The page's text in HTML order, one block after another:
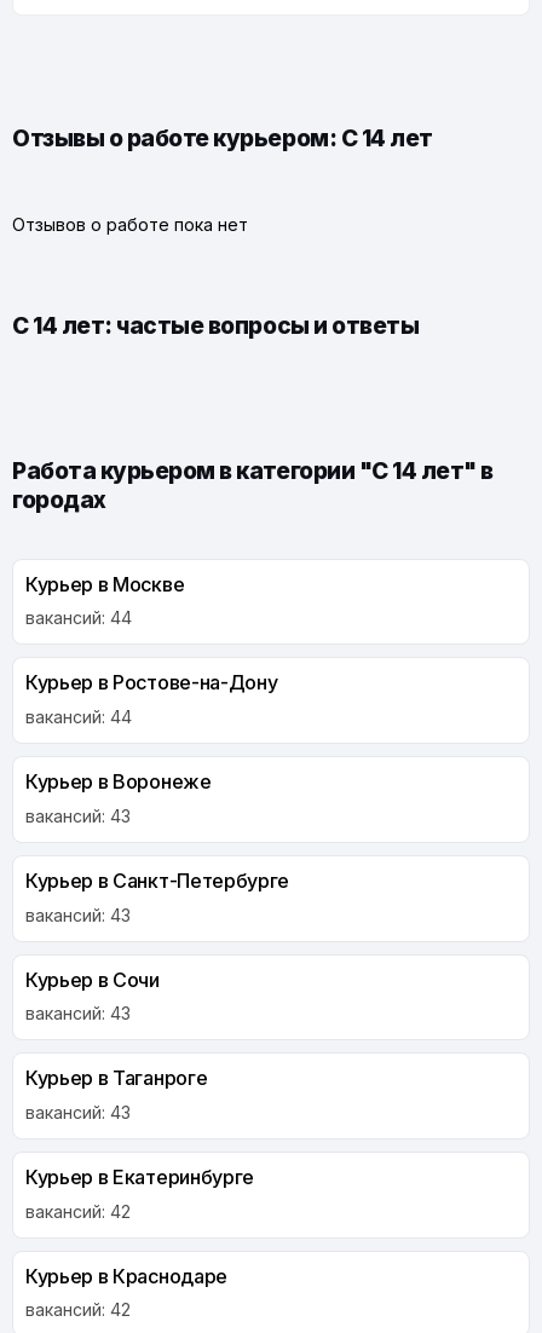
Отзывы о работе курьером: С 14 лет
Отзывов о работе пока нет
С 14 лет: частые вопросы и ответы
Работа курьером в категории "С 14 лет" в
городах
Курьер в Москве
вакансий: 44
Курьер в Ростове-на-Дону
вакансий: 44
Курьер в Воронеже
вакансий: 43
Курьер в Санкт-Петербурге
вакансий: 43
Курьер в Сочи
вакансий: 43
Курьер в Таганроге
вакансий: 43
Курьер в Екатеринбурге
вакансий: 42
Курьер в Краснодаре
вакансий: 42